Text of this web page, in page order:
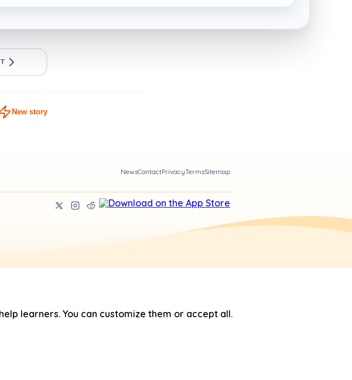
New story
NewsContactPrivacyTermsSitemap
learners. You can customize them or accept all.